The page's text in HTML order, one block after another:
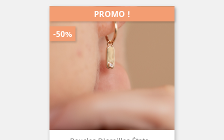
PROMO !
-50%